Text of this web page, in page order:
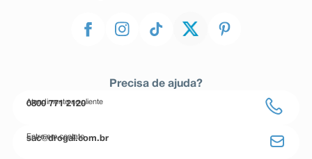
Precisa de ajuda?
Atendimento ao cliente
0800 771 2120
Entre em contato
sac@drogal.com.br